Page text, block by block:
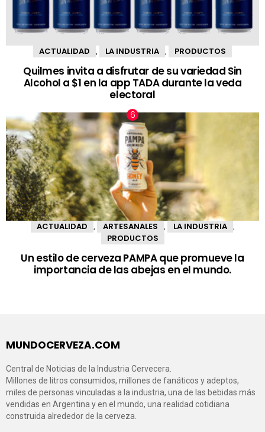
ACTUALIDAD LA INDUSTRIA PRODUCTOS
Quilmes invita a disfrutar de su variedad Sin
Alcohol a $1 en la app TADA durante la veda
electoral
ACTUALIDAD ARTESANALES LA INDUSTRIA
PRODUCTOS
Un estilo de cerveza PAMPA que promueve la
importancia de las abejas en el mundo.
MUNDOCERVEZA.COM
Central de Noticias de la Industria Cervecera.
Millones de litros consumidos, millones de fanáticos y adeptos,
miles de personas vinculadas a la industria, una de las bebidas más
vendidas en Argentina y en el mundo, una realidad cotidiana
construida alrededor de la cerveza.